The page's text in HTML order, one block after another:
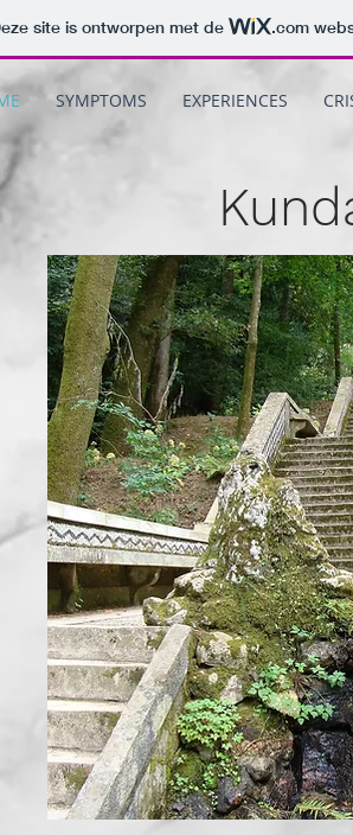
site is ontworpen met de .com
SYMPTOMS EXPERIENCES